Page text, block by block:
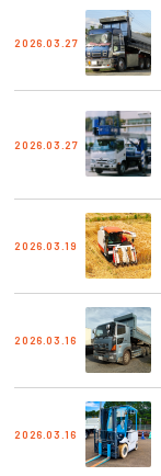
2026.03.27
2026.03.27
2026.03.19
2026.03.16
2026.03.16